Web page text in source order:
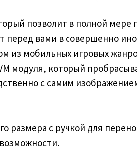
позволит в полной мере
вами в совершенно
из мобильных игровых
модуля, который
с самим
размера с ручкой для